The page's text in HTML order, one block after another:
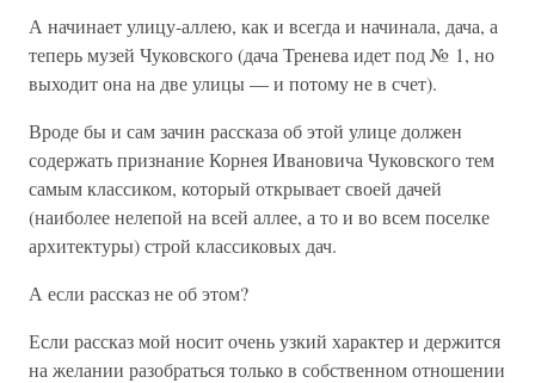
А начинает улицу-аллею, как и всегда и начинала, дача, а
теперь музей Чуковского (дача Тренева идет под № 1, но
выходит она на две улицы — и потому не в счет).
Вроде бы и сам зачин рассказа об этой улице должен
содержать признание Корнея Ивановича Чуковского тем
самым классиком, который открывает своей дачей
(наиболее нелепой на всей аллее, а то и во всем поселке
архитектуры) строй классиковых дач.
А если рассказ не об этом?
Если рассказ мой носит очень узкий характер и держится
на желании разобраться только в собственном отношении